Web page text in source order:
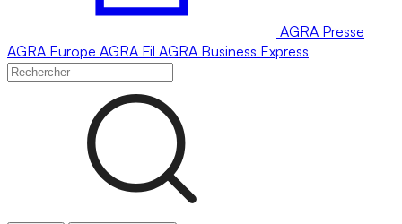
AGRA Presse
AGRA Europe AGRA Fil AGRA Business Express